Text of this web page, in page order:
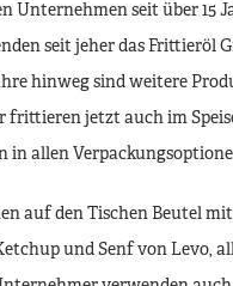
Unternehmen seit über 15
seit jeher das Frittieröl
hinweg sind weitere
frittieren jetzt auch im
in allen
auf den Tischen Beutel mit
und Senf von Levo,